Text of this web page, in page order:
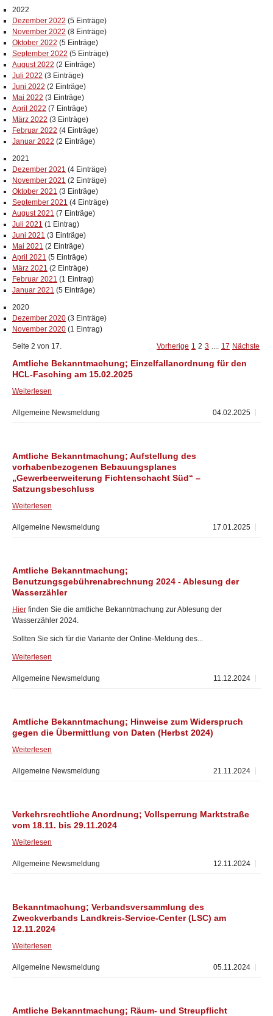
2022
Dezember 2022 (5 Einträge)
November 2022 (8 Einträge)
Oktober 2022 (5 Einträge)
September 2022 (5 Einträge)
August 2022 (2 Einträge)
Juli 2022 (3 Einträge)
Juni 2022 (2 Einträge)
Mai 2022 (3 Einträge)
April 2022 (7 Einträge)
März 2022 (3 Einträge)
Februar 2022 (4 Einträge)
Januar 2022 (2 Einträge)
2021
Dezember 2021 (4 Einträge)
November 2021 (2 Einträge)
Oktober 2021 (3 Einträge)
September 2021 (4 Einträge)
August 2021 (7 Einträge)
Juli 2021 (1 Eintrag)
Juni 2021 (3 Einträge)
Mai 2021 (2 Einträge)
April 2021 (5 Einträge)
März 2021 (2 Einträge)
Februar 2021 (1 Eintrag)
Januar 2021 (5 Einträge)
2020
Dezember 2020 (3 Einträge)
November 2020 (1 Eintrag)
Seite 2 von 17.
Vorherige 1 2 3 .... 17 Nächste
Amtliche Bekanntmachung; Einzelfallanordnung für den
HCL-Fasching am 15.02.2025
Weiterlesen
04.02.2025
Allgemeine Newsmeldung
Amtliche Bekanntmachung; Aufstellung des
vorhabenbezogenen Bebauungsplanes
„Gewerbeerweiterung Fichtenschacht Süd“ –
Satzungsbeschluss
Weiterlesen
17.01.2025
Allgemeine Newsmeldung
Amtliche Bekanntmachung;
Benutzungsgebührenabrechnung 2024 - Ablesung der
Wasserzähler
Hier finden Sie die amtliche Bekanntmachung zur Ablesung der
Wasserzähler 2024.
Sollten Sie sich für die Variante der Online-Meldung des...
Weiterlesen
11.12.2024
Allgemeine Newsmeldung
Amtliche Bekanntmachung; Hinweise zum Widerspruch
gegen die Übermittlung von Daten (Herbst 2024)
Weiterlesen
21.11.2024
Allgemeine Newsmeldung
Verkehrsrechtliche Anordnung; Vollsperrung Marktstraße
vom 18.11. bis 29.11.2024
Weiterlesen
12.11.2024
Allgemeine Newsmeldung
Bekanntmachung; Verbandsversammlung des
Zweckverbands Landkreis-Service-Center (LSC) am
12.11.2024
Weiterlesen
05.11.2024
Allgemeine Newsmeldung
Amtliche Bekanntmachung; Räum- und Streupflicht